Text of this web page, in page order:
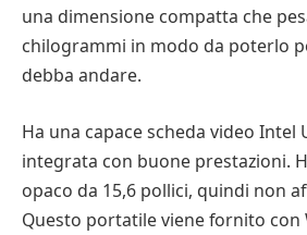
una dimensione compatta che
chilogrammi in modo da poterlo
debba andare.
Ha una capace scheda video Intel
integrata con buone prestazioni.
opaco da 15,6 pollici, quindi non
Questo portatile viene fornito con